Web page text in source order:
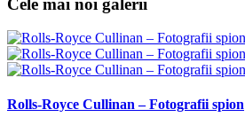
Rolls-Royce Cullinan – Fotografii spion